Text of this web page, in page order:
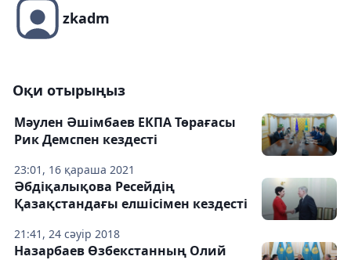
zkadm
Оқи отырыңыз
23:01, 16 қараша 2021
Мәулен Әшімбаев ЕКПА Төрағасы
Рик Демспен кездесті
21:41, 24 сәуір 2018
Әбдіқалықова Ресейдің
Қазақстандағы елшісімен кездесті
Назарбаев Өзбекстанның Олий